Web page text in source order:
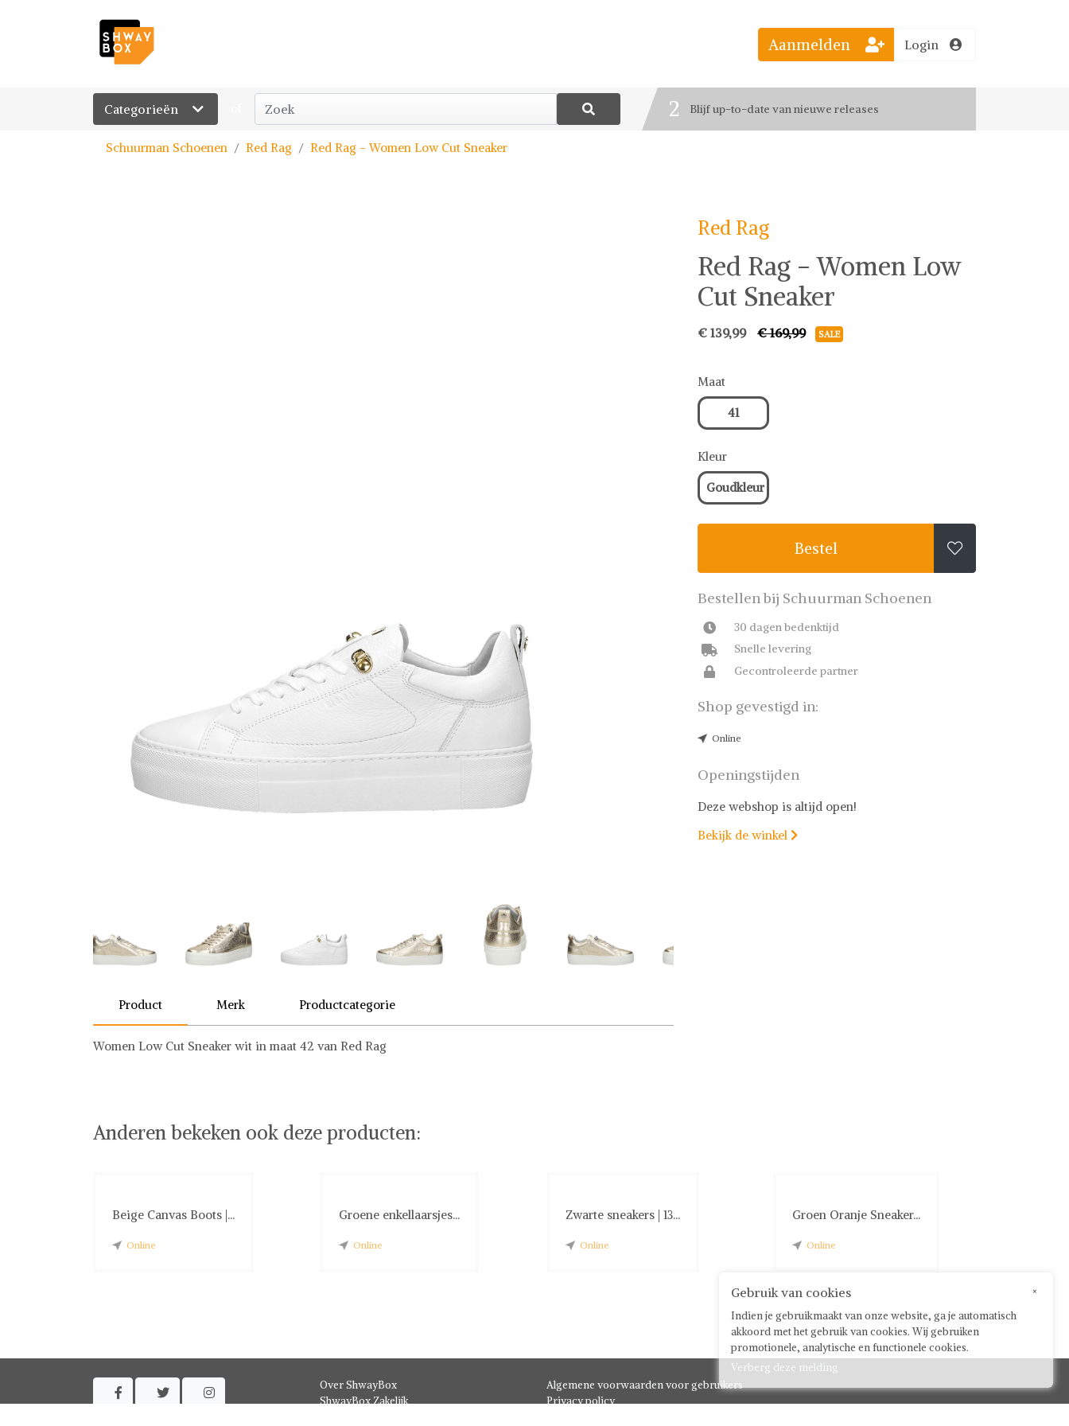
Categorieën
Bestel jouw favoriete looks
2 Blijf up-to-date van nieuwe releases
Aanmelden Login
Schuurman Schoenen Red Rag Red Rag - Women Low Cut Sneaker
Product Merk Productcategorie
Women Low Cut Sneaker wit in maat 42 van Red Rag
Red Rag
Red Rag - Women Low
Cut Sneaker
€ 139,99 € 169,99 SALE
Maat
41
Kleur
Goudkleur
Bestel 
Bestellen bij Schuurman Schoenen
30 dagen bedenktijd
Snelle levering
Gecontroleerde partner
Shop gevestigd in:
Online
Openingstijden
Deze webshop is altijd open!
Bekijk de winkel 
Anderen bekeken ook deze producten:
Beige Canvas Boots |...
Online
Groene enkellaarsjes...
Online
Zwarte sneakers | 13...
Online
Groen Oranje Sneaker...
Online
  
Over ShwayBox
ShwayBox Zakelijk
Algemene voorwaarden voor gebruikers
Privacy policy
×
Gebruik van cookies
Indien je gebruikmaakt van onze website, ga je automatisch
akkoord met het gebruik van cookies. Wij gebruiken
promotionele, analytische en functionele cookies.
Verberg deze melding